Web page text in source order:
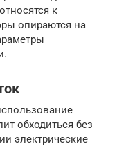
к
опираются на
обходиться без
электрические